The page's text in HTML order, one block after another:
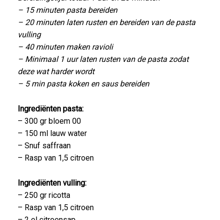
– 15 minuten pasta bereiden
– 20 minuten laten rusten en bereiden van de pasta
vulling
– 40 minuten maken ravioli
– Minimaal 1 uur laten rusten van de pasta zodat
deze wat harder wordt
– 5 min pasta koken en saus bereiden
Ingrediënten pasta:
– 300 gr bloem 00
– 150 ml lauw water
– Snuf saffraan
– Rasp van 1,5 citroen
Ingrediënten vulling:
– 250 gr ricotta
– Rasp van 1,5 citroen